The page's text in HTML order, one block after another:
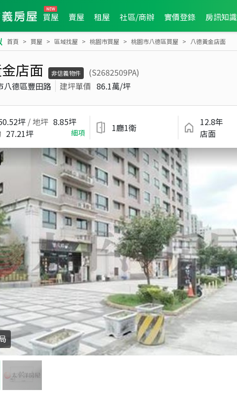
買屋 賣屋 租屋 社區/商辦 實價登錄 房訊知識
首頁 買屋 區域找屋 桃園市買屋 桃園市八德區買屋 八德黃金店面
店面 非信義物件
(S2682509PA)
八德區豐田路 建坪單價 86.1萬/坪
坪 / 地坪 8.85坪
27.21坪 細項 1廳1衛
12.8年
店面